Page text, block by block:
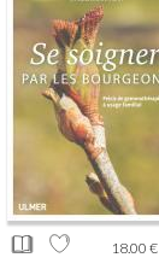
18.00 €